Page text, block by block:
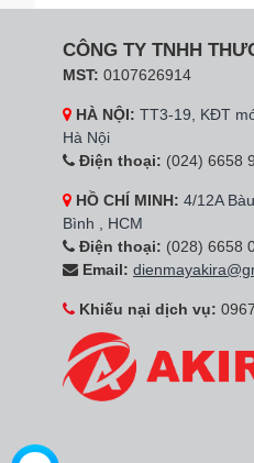
CÔNG TY TNHH
MST: 0107626914
HÀ NỘI: TT3-19, KĐT
Hà Nội
Điện thoại: (024) 6658
HỒ CHÍ MINH: 4/12A
Bình , HCM
Điện thoại: (028) 6658
Email:
Khiếu nại dịch vụ: